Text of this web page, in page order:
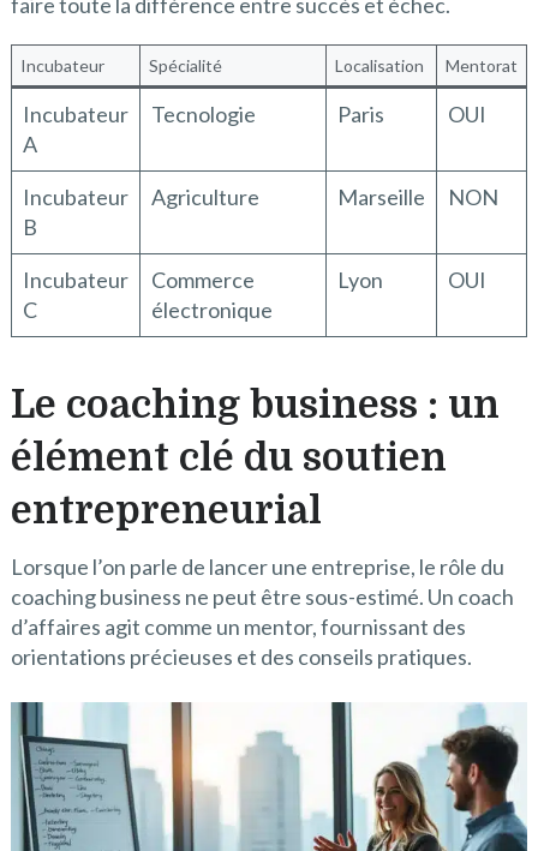
Incubateur Spécialité Localisation Mentorat
Incubateur
A
Tecnologie Paris OUI
Incubateur
B
Agriculture Marseille NON
Incubateur
C
Commerce
électronique
Lyon OUI
Le coaching business : un
élément clé du soutien
entrepreneurial
Lorsque l’on parle de lancer une entreprise, le rôle du
coaching business ne peut être sous-estimé. Un coach
d’affaires agit comme un mentor, fournissant des
orientations précieuses et des conseils pratiques.